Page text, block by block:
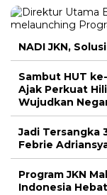
NADI JKN,
Sambut HUT
Ajak Perkuat
Wujudkan
Jadi Tersangka
Febrie
Program JKN
Indonesia Hebat